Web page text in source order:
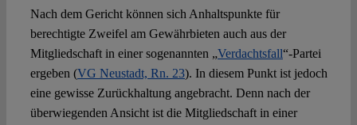
Nach dem Gericht können sich Anhaltspunkte für
berechtigte Zweifel am Gewährbieten auch aus der
Mitgliedschaft in einer sogenannten „Verdachtsfall“-Partei
ergeben (VG Neustadt, Rn. 23). In diesem Punkt ist jedoch
eine gewisse Zurückhaltung angebracht. Denn nach der
überwiegenden Ansicht ist die Mitgliedschaft in einer